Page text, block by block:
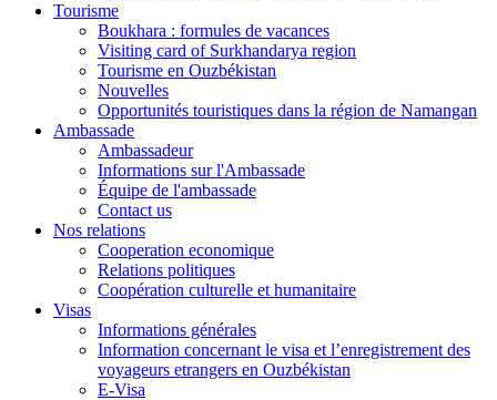
Tourisme
Boukhara : formules de vacances
Visiting card of Surkhandarya region
Tourisme en Ouzbékistan
Nouvelles
Opportunités touristiques dans la région de Namangan
Ambassade
Ambassadeur
Informations sur l'Ambassade
Équipe de l'ambassade
Contact us
Nos relations
Cooperation economique
Relations politiques
Coopération culturelle et humanitaire
Visas
Informations générales
Information concernant le visa et l’enregistrement des
voyageurs etrangers en Ouzbékistan
E-Visa